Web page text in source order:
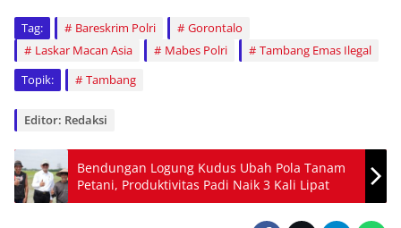
Tag: Bareskrim Polri
Gorontalo
Laskar Macan Asia
Mabes Polri
Tambang Emas Ilegal
Topik:
Tambang
Editor: Redaksi
Bendungan Logung Kudus Ubah Pola Tanam
Petani, Produktivitas Padi Naik 3 Kali Lipat